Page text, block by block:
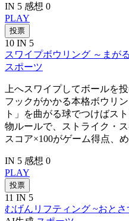
IN 5 感想 0
PLAY
投票
10 IN 5
スワイプボウリング ～まが
スポーツ
上へスワイプしてボールを
フックがかかる本格ボウリ
ト」を曲がる球でつけばス
物ルールで、ストライク・
スコア×100がゲーム得点、め
IN 5 感想 0
PLAY
投票
11 IN 5
むげんリフティング ~おと